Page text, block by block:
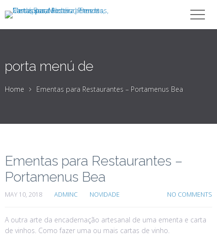
porta menú de
Home Ementas para Restaurantes – Portamenus Bea
Ementas para Restaurantes –
Portamenus Bea
MAY 10, 2018 ADMINC NOVIDADE NO COMMENTS
A outra arte da encadernação artesanal de uma ementa e carta
de vinhos. Como fazer uma ou mais cartas de vinho.